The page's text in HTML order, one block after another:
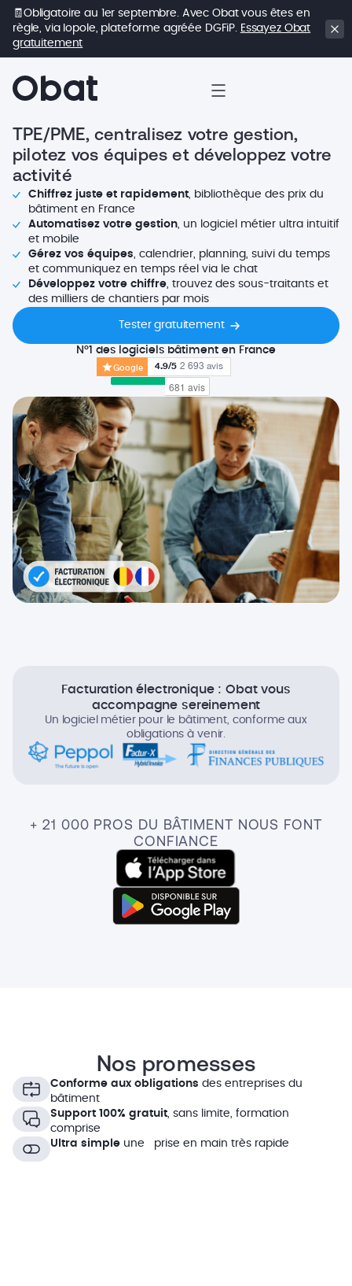
🧾Obligatoire au 1er septembre. Avec Obat vous êtes en
règle, via Iopole, plateforme agréée DGFiP. Essayez Obat
gratuitement
TPE/PME, centralisez votre gestion,
pilotez vos équipes et développez votre
activité
Chiffrez juste et rapidement, bibliothèque des prix du
bâtiment en France
Automatisez votre gestion, un logiciel métier ultra intuitif
et mobile
Gérez vos équipes, calendrier, planning, suivi du temps
et communiquez en temps réel via le chat
Développez votre chiffre, trouvez des sous-traitants et
des milliers de chantiers par mois
Tester gratuitement
N°1 des logiciels bâtiment en France
Google 4.9/5 2 693 avis
Facturation électronique : Obat vous
accompagne sereinement
Un logiciel métier pour le bâtiment, conforme aux
obligations à venir.
+ 21 000 PROS DU BÂTIMENT NOUS FONT
CONFIANCE
Nos promesses
Conforme aux obligations des entreprises du
bâtiment
Support 100% gratuit , sans limite, formation
comprise
Ultra simple une prise en main très rapide